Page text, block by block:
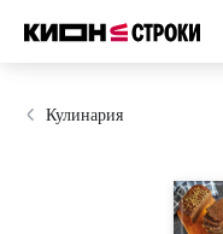
Кулинария